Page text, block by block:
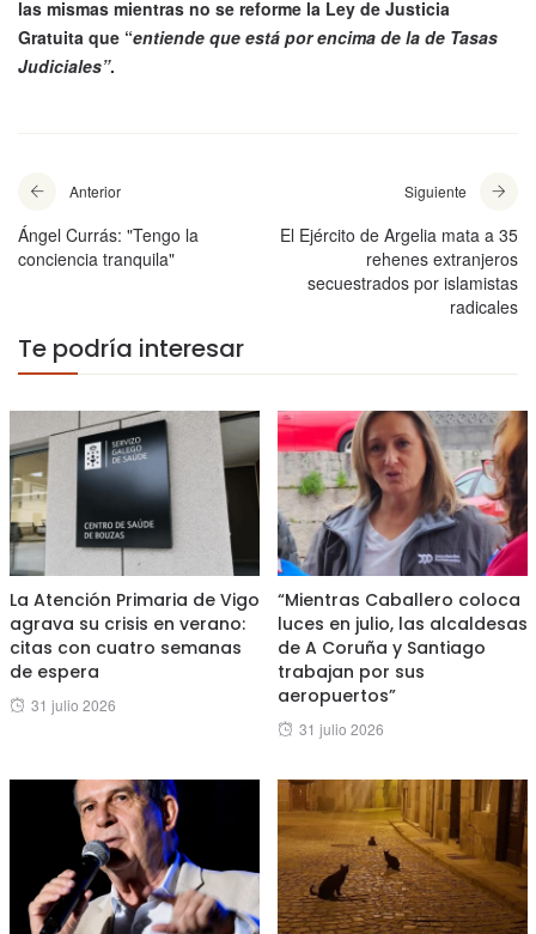
las mismas mientras no se reforme la Ley de Justicia
Gratuita que “entiende que está por encima de la de Tasas
Judiciales”.
Anterior
Ángel Currás: "Tengo la
conciencia tranquila"
Siguiente
El Ejército de Argelia mata a 35
rehenes extranjeros
secuestrados por islamistas
radicales
Te podría interesar
La Atención Primaria de Vigo
agrava su crisis en verano:
citas con cuatro semanas
de espera
Posted
31 julio 2026
“Mientras Caballero coloca
luces en julio, las alcaldesas
de A Coruña y Santiago
trabajan por sus
aeropuertos”
Posted
31 julio 2026